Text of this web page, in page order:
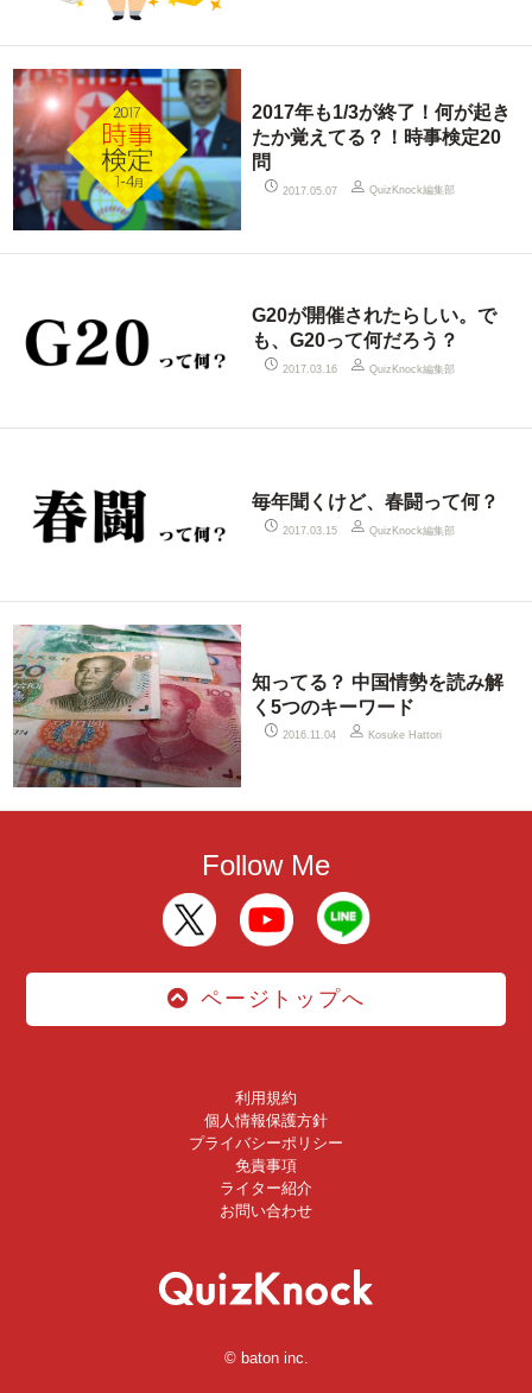
2017年も1/3が終了！何が起き
たか覚えてる？！時事検定20
問
2017.05.07 QuizKnock編集部
G20が開催されたらしい。で
も、G20って何だろう？
2017.03.16 QuizKnock編集部
毎年聞くけど、春闘って何？
2017.03.15 QuizKnock編集部
知ってる？ 中国情勢を読み解
く5つのキーワード
2016.11.04 Kosuke Hattori
Follow Me
ページトップへ
利用規約
個人情報保護方針
プライバシーポリシー
免責事項
ライター紹介
お問い合わせ
© baton inc.